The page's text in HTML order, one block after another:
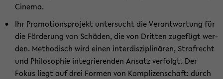
Ci­ne­ma.
Ihr Pro­mo­ti­ons­pro­jekt un­ter­sucht die Ver­ant­wor­tung für
die För­de­rung von Schä­den, die von Drit­ten zu­ge­fügt wer­
den. Me­tho­disch wird einen in­ter­dis­zi­pli­nä­ren, Straf­recht
und Phi­lo­so­phie in­te­grie­ren­den An­satz ver­folgt. Der
Fokus liegt auf drei For­men von Kom­pli­zen­schaft: durch